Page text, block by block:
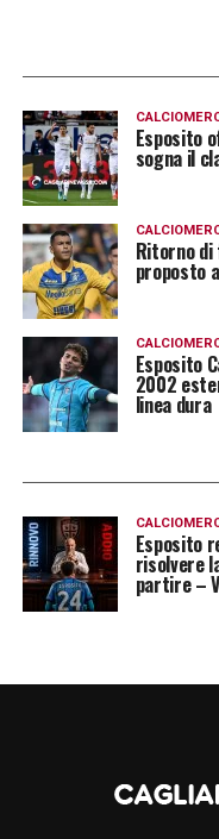
Esposito
sogna il
Ritorno
proposto
Esposito
2002
linea dura
Esposito
risolvere
partire –